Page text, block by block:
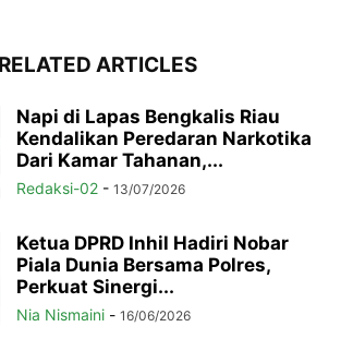
RELATED ARTICLES
Napi di Lapas Bengkalis Riau
Kendalikan Peredaran Narkotika
Dari Kamar Tahanan,...
Redaksi-02 - 13/07/2026
Ketua DPRD Inhil Hadiri Nobar
Piala Dunia Bersama Polres,
Perkuat Sinergi...
Nia Nismaini - 16/06/2026